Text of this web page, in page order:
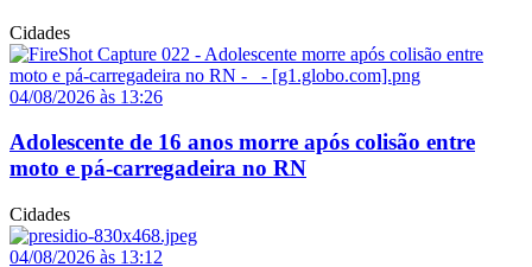
Cidades
04/08/2026 às 13:26
Adolescente de 16 anos morre após colisão entre
moto e pá-carregadeira no RN
Cidades
04/08/2026 às 13:12